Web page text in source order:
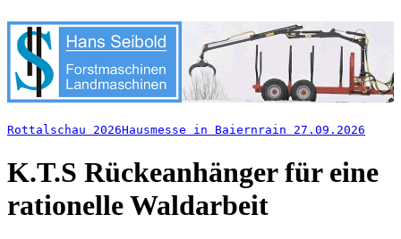
Rottalschau 2026Hausmesse in Baiernrain 27.09.2026
K.T.S Rückeanhänger für eine
rationelle Waldarbeit